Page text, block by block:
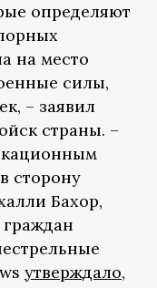
определяют
на место
силы,
– заявил
страны. –
сторону
Бахор,
граждан
утверждало,